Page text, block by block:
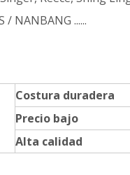
/ NANBANG ......
Costura duradera
Precio bajo
Alta calidad